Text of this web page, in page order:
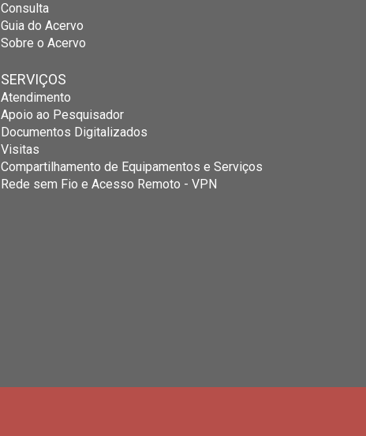
Consulta
Guia do Acervo
Sobre o Acervo
SERVIÇOS
Atendimento
Apoio ao Pesquisador
Documentos Digitalizados
Visitas
Compartilhamento de Equipamentos e Serviços
Rede sem Fio e Acesso Remoto - VPN